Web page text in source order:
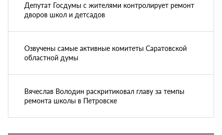
Депутат Госдумы с жителями контролирует ремонт
дворов школ и детсадов
Озвучены самые активные комитеты Саратовской
областной думы
Вячеслав Володин раскритиковал главу за темпы
ремонта школы в Петровске